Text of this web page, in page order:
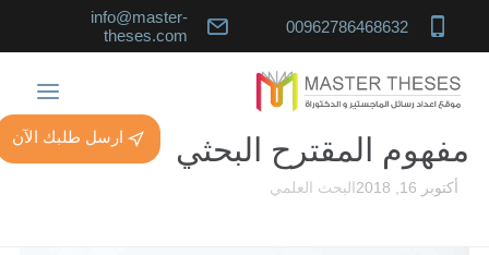
00962786468632
info@master-
theses.com
ارسل طلبك الآن مفهوم المقترح البحثي
أكتوبر 16, 2018 البحث العلمي